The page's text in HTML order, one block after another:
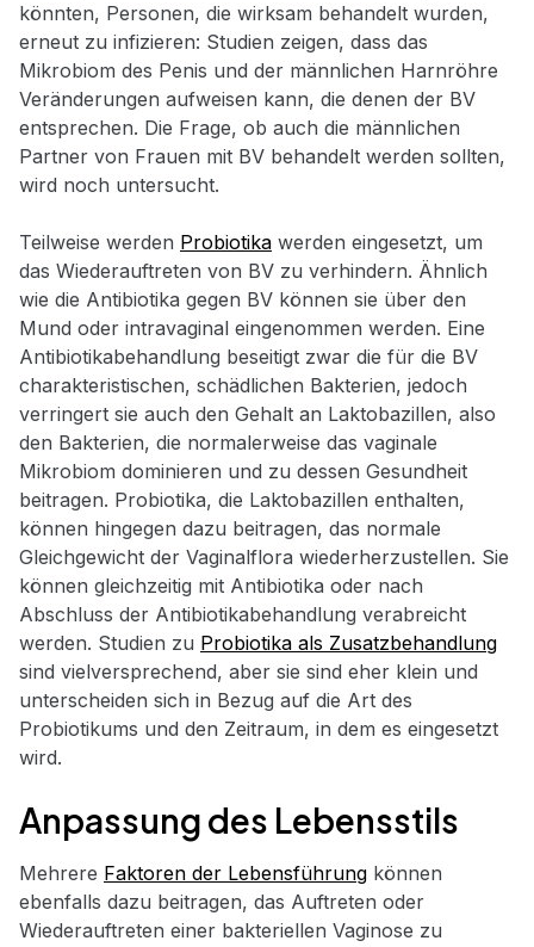
könnten, Personen, die wirksam behandelt wurden,
erneut zu infizieren: Studien zeigen, dass das
Mikrobiom des Penis und der männlichen Harnröhre
Veränderungen aufweisen kann, die denen der BV
entsprechen. Die Frage, ob auch die männlichen
Partner von Frauen mit BV behandelt werden sollten,
wird noch untersucht.
Teilweise werden Probiotika werden eingesetzt, um
das Wiederauftreten von BV zu verhindern. Ähnlich
wie die Antibiotika gegen BV können sie über den
Mund oder intravaginal eingenommen werden. Eine
Antibiotikabehandlung beseitigt zwar die für die BV
charakteristischen, schädlichen Bakterien, jedoch
verringert sie auch den Gehalt an Laktobazillen, also
den Bakterien, die normalerweise das vaginale
Mikrobiom dominieren und zu dessen Gesundheit
beitragen. Probiotika, die Laktobazillen enthalten,
können hingegen dazu beitragen, das normale
Gleichgewicht der Vaginalflora wiederherzustellen. Sie
können gleichzeitig mit Antibiotika oder nach
Abschluss der Antibiotikabehandlung verabreicht
werden. Studien zu Probiotika als Zusatzbehandlung
sind vielversprechend, aber sie sind eher klein und
unterscheiden sich in Bezug auf die Art des
Probiotikums und den Zeitraum, in dem es eingesetzt
wird.
Anpassung des Lebensstils
Mehrere Faktoren der Lebensführung können
ebenfalls dazu beitragen, das Auftreten oder
Wiederauftreten einer bakteriellen Vaginose zu